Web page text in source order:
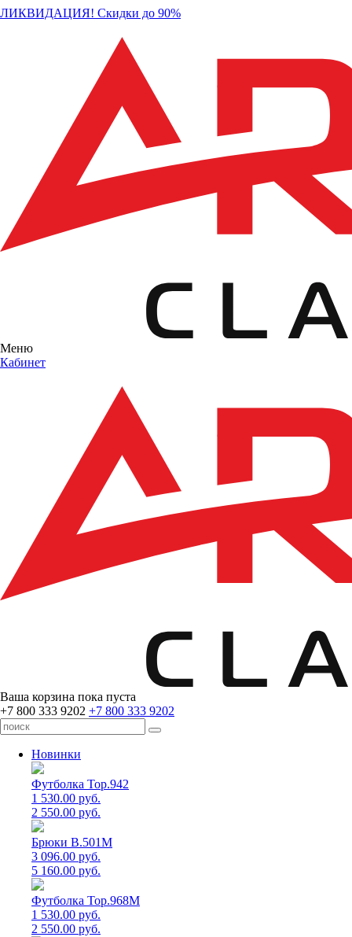
ЛИКВИДАЦИЯ! Скидки до 90%
Меню
Кабинет
Ваша корзина пока пуста
+7 800 333 9202 +7 800 333 9202
Новинки
Футболка Top.942
1 530.00 руб.
2 550.00 руб.
Брюки B.501M
3 096.00 руб.
5 160.00 руб.
Футболка Top.968M
1 530.00 руб.
2 550.00 руб.